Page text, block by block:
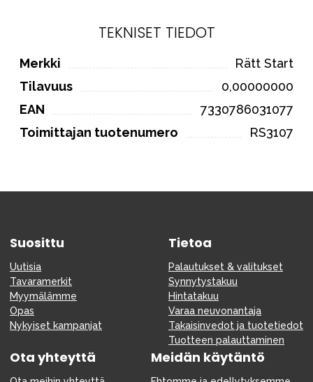
TEKNISET TIEDOT
Merkki
Rätt Start
Tilavuus
0,00000000
EAN
7330786031077
Toimittajan tuotenumero
RS3107
Suosittu
Uutisia
Tavaramerkit
Myymälämme
Opas
Nykyiset kampanjat
Tietoa
Palautukset & valitukset
Synnytystakuu
Hintatakuu
Varaa neuvonantaja
Takaisinvedot ja tuotetiedot
Tuotteen palauttaminen
Ota yhteyttä Meidän käytäntö